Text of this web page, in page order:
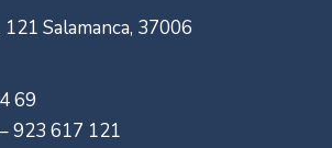
Salamanca, 37006
69
923 617 121